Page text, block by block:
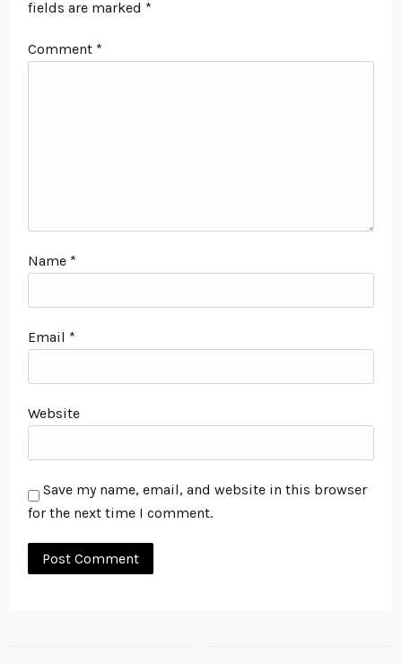
fields are marked *
Comment *
Name *
Email *
Website
Save my name, email, and website in this browser
for the next time I comment.